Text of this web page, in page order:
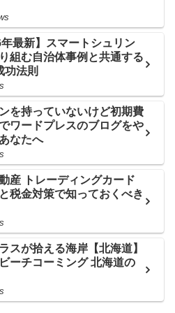
年最新】スマートシュリン
組む自治体事例と共通する
功法則
を持っていないけど初期費
ワードプレスのブログをや
なたへ
産 トレーディングカード
税金対策で知っておくべき
スが拾える海岸【北海道】
ーチコーミング 北海道の